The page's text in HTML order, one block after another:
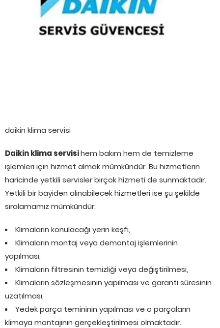
daikin klima servisi
Daikin klima servisihem bakım hem de temizleme
işlemleri için hizmet almak mümkündür. Bu hizmetlerin
haricinde yetkili servisler birçok hizmeti de sunmaktadır.
Yetkili bir bayiden alınabilecek hizmetleri ise şu şekilde
sıralamamız mümkündür;
Klimaların konulacağı yerin keşfi,
Klimaların montaj veya demontaj işlemlerinin
yapılması,
Klimaların filtresinin temizliği veya değiştirilmesi,
Klimaların sözleşmesinin yapılması ve garanti süresinin
uzatılması,
Yedek parça temininin yapılması ve o parçaların
klimaya montajının gerçekleştirilmesi olmaktadır.